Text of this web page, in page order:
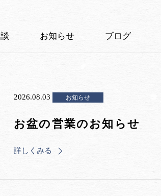
お知らせ ブログ
2026.08.03 お知らせ
お盆の営業のお知らせ
詳しくみる